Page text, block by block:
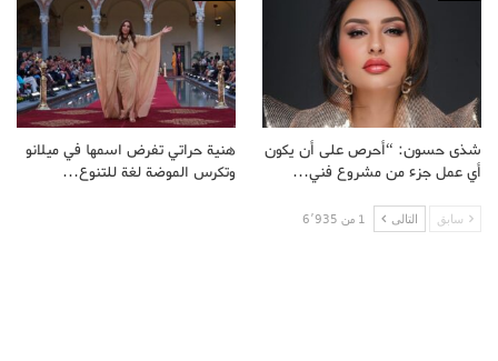
شذى حسون: “أحرص على أن يكون
أي عمل جزء من مشروع فني…
هنية حراتي تفرض اسمها في ميلانو
وتكرس الموضة لغة للتنوع…
سابق التالى 1 من 6٬935